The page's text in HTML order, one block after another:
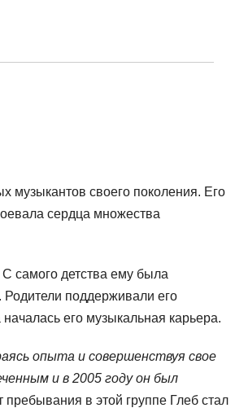
музыкантов своего поколения. Его
сердца множества
самого детства ему была
поддерживали его
его музыкальная карьера.
опыта и совершенствуя свое
и в 2005 году он был
пребывания в этой группе Глеб стал